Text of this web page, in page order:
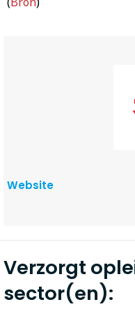
Website
Verzorgt
sector(en):